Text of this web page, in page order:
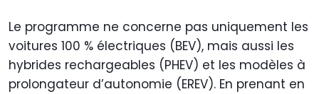
Le programme ne concerne pas uniquement les
voitures 100 % électriques (BEV), mais aussi les
hybrides rechargeables (PHEV) et les modèles à
prolongateur d’autonomie (EREV). En prenant en